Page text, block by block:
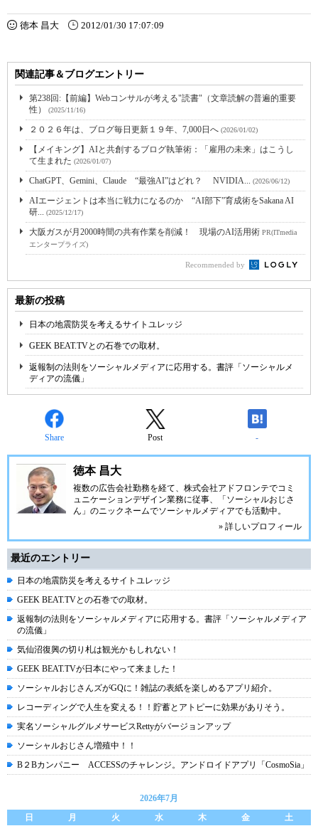
徳本 昌大 2012/01/30 17:07:09
関連記事＆ブログエントリー
第238回:【前編】Webコンサルが考える"読書"（文章読解の普遍的重要
性）
(2025/11/16)
２０２６年は、ブログ毎日更新１９年、7,000日へ (2026/01/02)
【メイキング】AIと共創するブログ執筆術：「雇用の未来」はこうし
て生まれた (2026/01/07)
ChatGPT、Gemini、Claude “最強AI”はどれ？ NVIDIA... (2026/06/12)
AIエージェントは本当に戦力になるのか “AI部下”育成術をSakana AI
研... (2025/12/17)
大阪ガスが月2000時間の共有作業を削減！ 現場のAI活用術 PR(ITmedia
エンタープライズ)
Recommended by
最新の投稿
日本の地震防災を考えるサイトユレッジ
GEEK BEAT.TVとの石巻での取材。
返報制の法則をソーシャルメディアに応用する。書評「ソーシャルメ
ディアの流儀」
Share Post -
徳本 昌大
複数の広告会社勤務を経て、株式会社アドフロンテでコミ
ュニケーションデザイン業務に従事、「ソーシャルおじさ
ん」のニックネームでソーシャルメディアでも活動中。
» 詳しいプロフィール
最近のエントリー
日本の地震防災を考えるサイトユレッジ
GEEK BEAT.TVとの石巻での取材。
返報制の法則をソーシャルメディアに応用する。書評「ソーシャルメディア
の流儀」
気仙沼復興の切り札は観光かもしれない！
GEEK BEAT.TVが日本にやって来ました！
ソーシャルおじさんズがGQに！雑誌の表紙を楽しめるアプリ紹介。
レコーディングで人生を変える！！貯蓄とアトピーに効果がありそう。
実名ソーシャルグルメサービスRettyがバージョンアップ
ソーシャルおじさん増殖中！！
B２Bカンパニー ACCESSのチャレンジ。アンドロイドアプリ「CosmoSia」
2026年7月
日
月 火 水 木 金
土